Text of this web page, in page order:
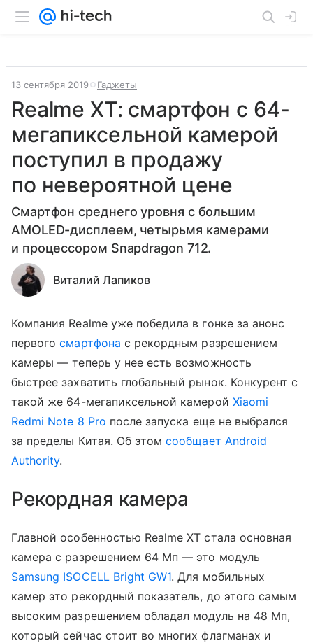
13 сентября 2019 Гаджеты
Realme XT: смартфон с 64-
мегапиксельной камерой
поступил в продажу
по невероятной цене
Cмартфон среднего уровня с большим
AMOLED-дисплеем, четырьмя камерами
и процессором Snapdragon 712.
Виталий Лапиков
Компания Realme уже победила в гонке за анонс
первогосмартфона с рекордным разрешением
камеры — теперь у нее есть возможность
быстрее захватить глобальный рынок. Конкурент с
такой же 64-мегапиксельной камерой Xiaomi
Redmi Note 8 Pro после запуска еще не выбрался
за пределы Китая. Об этомсообщает Android
Authority.
Рекордная камера
Главной особенностью Realme XT стала основная
камера с разрешением 64 Мп — это модуль
Samsung ISOCELL Bright GW1. Для мобильных
камер это рекордный показатель, до этого самым
высоким разрешением обладал модуль на 48 Мп,
который сейчас стоит во многих флагманах и